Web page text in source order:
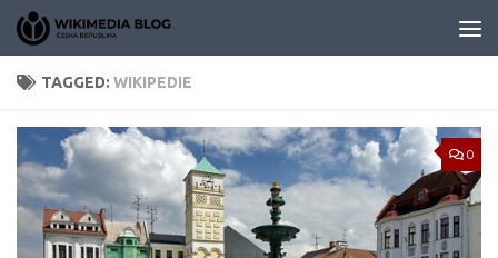
Skip to content
TAGGED: WIKIPEDIE
0